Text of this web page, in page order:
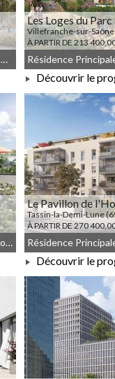
LLI_JEANBRUN, LLI, JEANBRUN, Meublé non géré, Droit commun
Les Loges du Parc
Villefranche-sur-
À PARTIR DE 213
À PARTIR DE
Découvrir le
JEANBRUN, Meublé non géré, Droit commun
Le Pavillon de
Tassin-la-Demi-Lune
À PARTIR DE 270
À PARTIR DE
Découvrir le